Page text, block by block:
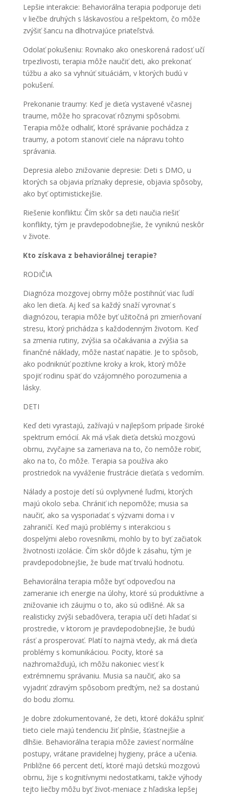
Lepšie interakcie: Behaviorálna terapia podporuje deti
v liečbe druhých s láskavosťou a rešpektom, čo môže
zvýšiť šancu na dlhotrvajúce priateľstvá.
Odolať pokušeniu: Rovnako ako oneskorená radosť učí
trpezlivosti, terapia môže naučiť deti, ako prekonať
túžbu a ako sa vyhnúť situáciám, v ktorých budú v
pokušení.
Prekonanie traumy: Keď je dieťa vystavené včasnej
traume, môže ho spracovať rôznymi spôsobmi.
Terapia môže odhaliť, ktoré správanie pochádza z
traumy, a potom stanoviť ciele na nápravu tohto
správania.
Depresia alebo znižovanie depresie: Deti s DMO, u
ktorých sa objavia príznaky depresie, objavia spôsoby,
ako byť optimistickejšie.
Riešenie konfliktu: Čím skôr sa deti naučia riešiť
konflikty, tým je pravdepodobnejšie, že vyniknú neskôr
v živote.
Kto získava z behaviorálnej terapie?
RODIČIA
Diagnóza mozgovej obrny môže postihnúť viac ľudí
ako len dieťa. Aj keď sa každý snaží vyrovnať s
diagnózou, terapia môže byť užitočná pri zmierňovaní
stresu, ktorý prichádza s každodenným životom. Keď
sa zmenia rutiny, zvýšia sa očakávania a zvýšia sa
finančné náklady, môže nastať napätie. Je to spôsob,
ako podniknúť pozitívne kroky a krok, ktorý môže
spojiť rodinu späť do vzájomného porozumenia a
lásky.
DETI
Keď deti vyrastajú, zažívajú v najlepšom prípade široké
spektrum emócií. Ak má však dieťa detskú mozgovú
obrnu, zvyčajne sa zameriava na to, čo nemôže robiť,
ako na to, čo môže. Terapia sa používa ako
prostriedok na vyváženie frustrácie dieťaťa s vedomím.
Nálady a postoje detí sú ovplyvnené ľuďmi, ktorých
majú okolo seba. Chrániť ich nepomôže; musia sa
naučiť, ako sa vysporiadať s výzvami doma i v
zahraničí. Keď majú problémy s interakciou s
dospelými alebo rovesníkmi, mohlo by to byť začiatok
životnosti izolácie. Čím skôr dôjde k zásahu, tým je
pravdepodobnejšie, že bude mať trvalú hodnotu.
Behaviorálna terapia môže byť odpoveďou na
zameranie ich energie na úlohy, ktoré sú produktívne a
znižovanie ich záujmu o to, ako sú odlišné. Ak sa
realisticky zvýši sebadôvera, terapia učí deti hľadať si
prostredie, v ktorom je pravdepodobnejšie, že budú
rásť a prosperovať. Platí to najmä vtedy, ak má dieťa
problémy s komunikáciou. Pocity, ktoré sa
nazhromažďujú, ich môžu nakoniec viesť k
extrémnemu správaniu. Musia sa naučiť, ako sa
vyjadriť zdravým spôsobom predtým, než sa dostanú
do bodu zlomu.
Je dobre zdokumentované, že deti, ktoré dokážu splniť
tieto ciele majú tendenciu žiť plnšie, šťastnejšie a
dlhšie. Behaviorálna terapia môže zaviesť normálne
postupy, vrátane pravidelnej hygieny, práce a učenia.
Približne 66 percent detí, ktoré majú detskú mozgovú
obrnu, žije s kognitívnymi nedostatkami, takže výhody
tejto liečby môžu byť život-meniace z hľadiska lepšej